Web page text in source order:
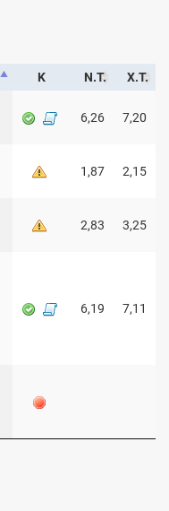
Κ Ν.Τ. Χ.Τ.
6,26 7,20
1,87 2,15
2,83 3,25
6,19 7,11